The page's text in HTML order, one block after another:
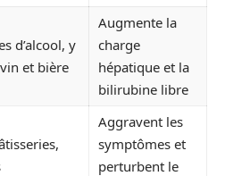
d’alcool, y
et bière
Augmente la
charge
hépatique et la
bilirubine libre
Aggravent les
symptômes et
perturbent le